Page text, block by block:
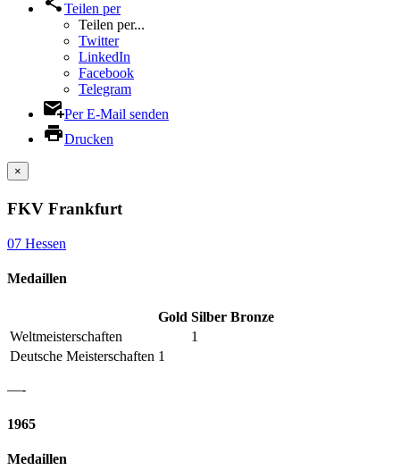
Teilen per
Teilen per...
Twitter
LinkedIn
Facebook
Telegram
Per E-Mail senden
Drucken
×
FKV Frankfurt
07 Hessen
Medaillen
Gold Silber Bronze
Weltmeisterschaften
1
Deutsche Meisterschaften 1
—-
1965
Medaillen